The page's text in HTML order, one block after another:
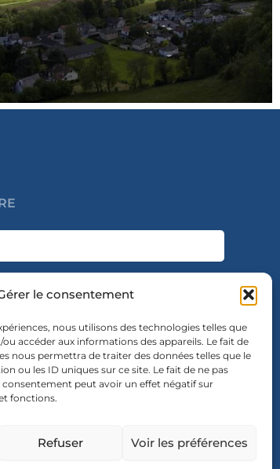
le consentement
nous utilisons des technologies telles que
accéder aux informations des appareils. Le fait de
nous permettra de traiter des données telles que le
ou les ID uniques sur ce site. Le fait de ne pas
peut avoir un effet négatif sur
fonctions.
Refuser Voir les préférences